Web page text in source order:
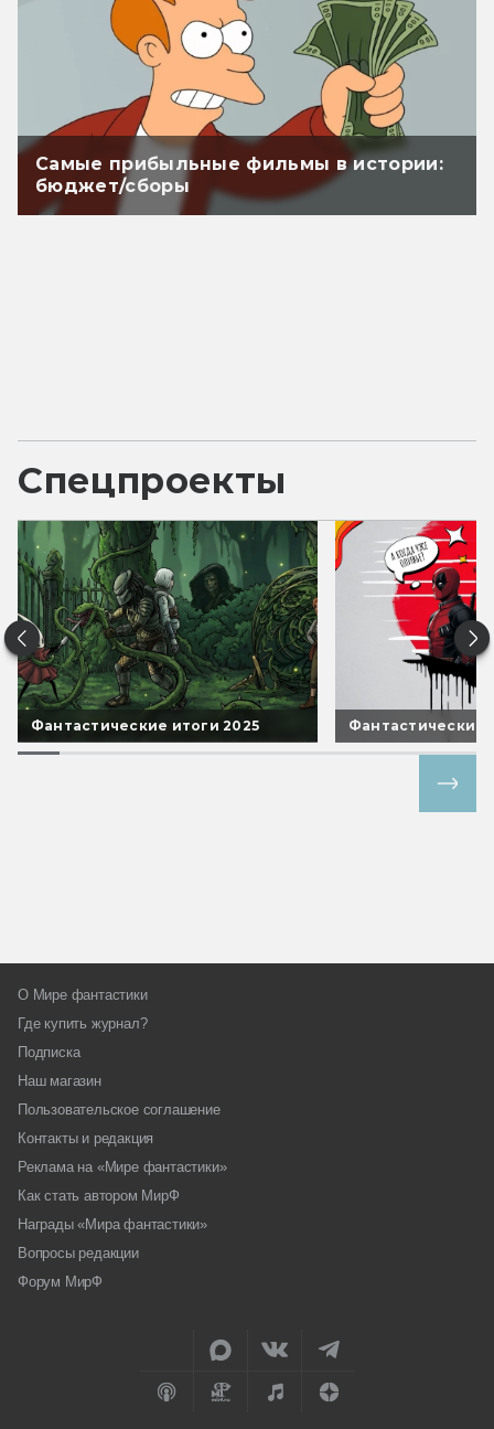
Самые прибыльные фильмы в истории:
бюджет/сборы
Спецпроекты
Фантастические итоги 2025 Фантастические
О Мире фантастики
Где купить журнал?
Подписка
Наш магазин
Пользовательское соглашение
Контакты и редакция
Реклама на «Мире фантастики»
Как стать автором МирФ
Награды «Мира фантастики»
Вопросы редакции
Форум МирФ